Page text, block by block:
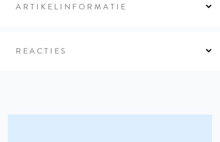
ARTIKELINFORMATIE
REACTIES